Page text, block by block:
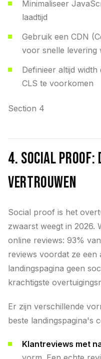
Minimaliseer
laadtijd
Gebruik een CDN
voor snelle levering
Definieer altijd
CLS te voorkomen
Section 4
4. Social proof:
vertrouwen
Social proof is het
zwaarst weegt in 2026.
online reviews: 93%
reviews voordat ze
landingspagina geen
krachtigste
Er zijn verschillende
beste landingspagina's
Klantreviews met